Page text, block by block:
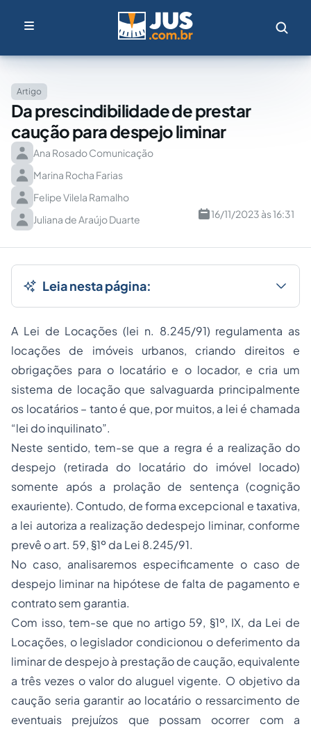
Artigo
Da prescindibilidade de prestar
caução para despejo liminar
Ana Rosado Comunicação
Marina Rocha Farias
Felipe Vilela Ramalho
Juliana de Araújo Duarte
16/11/2023 às 16:31
Leia nesta página:
A Lei de Locações (lei n. 8.245/91) regulamenta as
locações de imóveis urbanos, criando direitos e
obrigações para o locatário e o locador, e cria um
sistema de locação que salvaguarda principalmente
os locatários – tanto é que, por muitos, a lei é chamada
“lei do inquilinato”.
Neste sentido, tem-se que a regra é a realização do
despejo (retirada do locatário do imóvel locado)
somente após a prolação de sentença (cognição
exauriente). Contudo, de forma excepcional e taxativa,
a lei autoriza a realização dedespejo liminar, conforme
prevê o art. 59, §1º da Lei 8.245/91.
No caso, analisaremos especificamente o caso de
despejo liminar na hipótese de falta de pagamento e
contrato sem garantia.
Com isso, tem-se que no artigo 59, §1º, IX, da Lei de
Locações, o legislador condicionou o deferimento da
liminar de despejo à prestação de caução, equivalente
a três vezes o valor do aluguel vigente. O objetivo da
caução seria garantir ao locatário o ressarcimento de
eventuais prejuízos que possam ocorrer com a